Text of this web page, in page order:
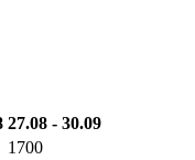
27.08 - 30.09
1700